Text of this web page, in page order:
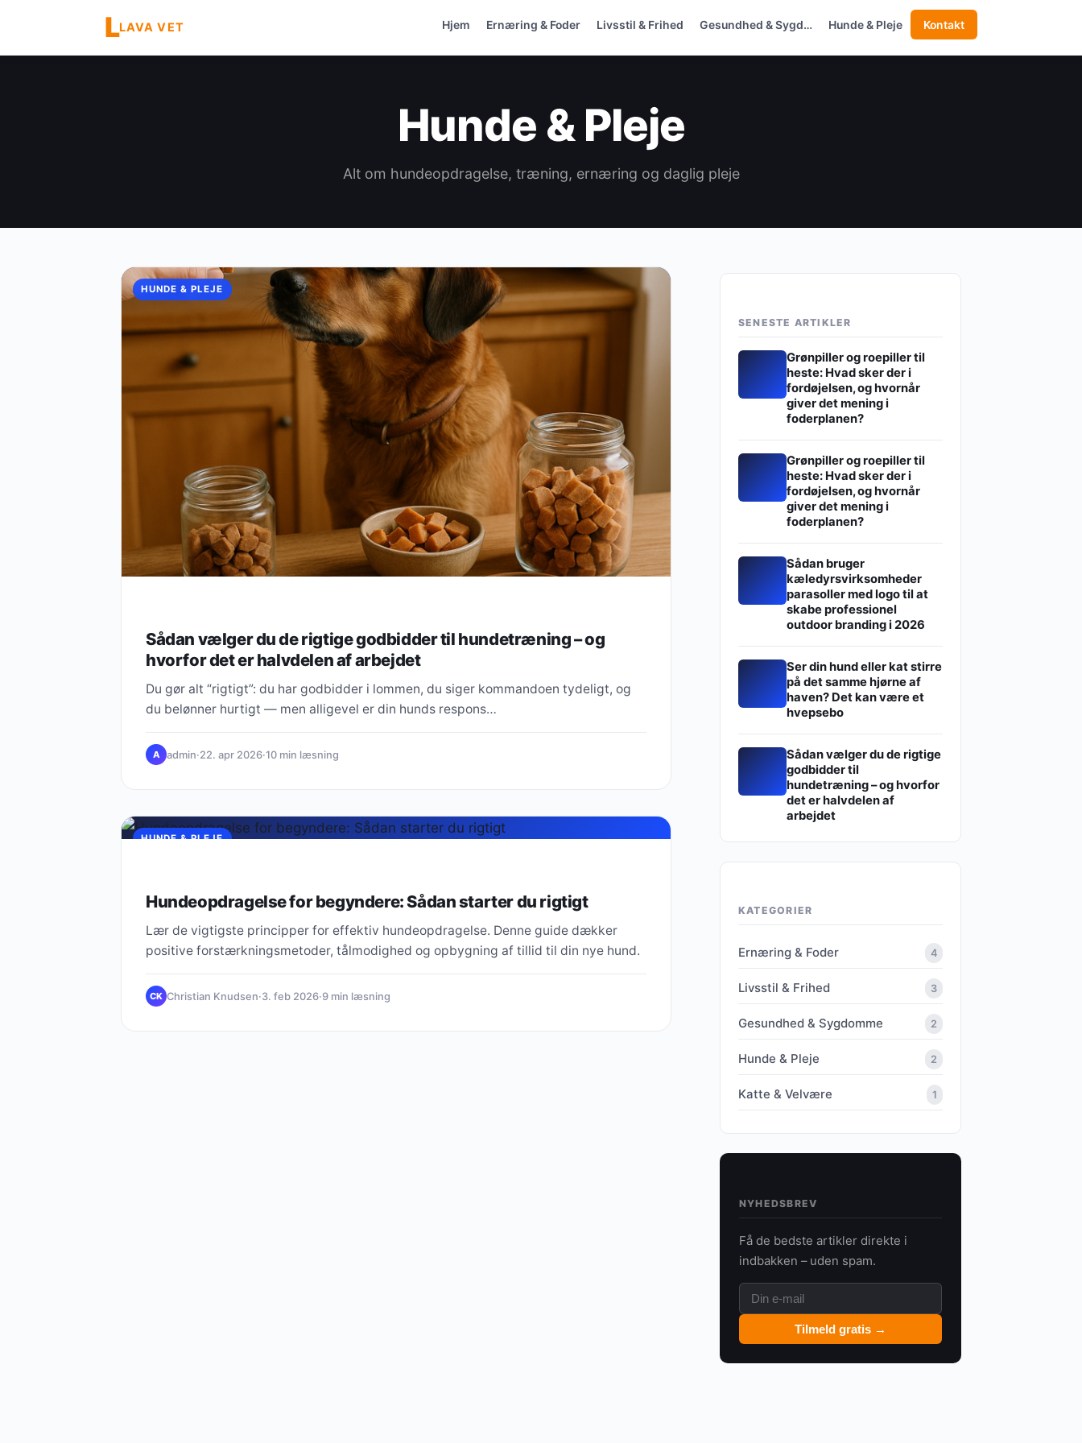
LLAVA VET Hjem Ernæring & Foder Livsstil & Frihed Gesundhed & Sygd… Hunde & Pleje Kontakt
Hunde & Pleje
Alt om hundeopdragelse, træning, ernæring og daglig pleje
HUNDE & PLEJE
Sådan vælger du de rigtige godbidder til hundetræning – og
hvorfor det er halvdelen af arbejdet
Du gør alt “rigtigt”: du har godbidder i lommen, du siger kommandoen tydeligt, og
du belønner hurtigt — men alligevel er din hunds respons…
A admin·22. apr 2026·10 min læsning
HUNDE & PLEJE
Hundeopdragelse for begyndere: Sådan starter du rigtigt
Lær de vigtigste principper for effektiv hundeopdragelse. Denne guide dækker
positive forstærkningsmetoder, tålmodighed og opbygning af tillid til din nye hund.
CK Christian Knudsen·3. feb 2026·9 min læsning
SENESTE ARTIKLER
Grønpiller og roepiller til
heste: Hvad sker der i
fordøjelsen, og hvornår
giver det mening i
foderplanen?
Grønpiller og roepiller til
heste: Hvad sker der i
fordøjelsen, og hvornår
giver det mening i
foderplanen?
Sådan bruger
kæledyrsvirksomheder
parasoller med logo til at
skabe professionel
outdoor branding i 2026
Ser din hund eller kat stirre
på det samme hjørne af
haven? Det kan være et
hvepsebo
Sådan vælger du de rigtige
godbidder til
hundetræning – og hvorfor
det er halvdelen af
arbejdet
KATEGORIER
Ernæring & Foder 4
Livsstil & Frihed 3
Gesundhed & Sygdomme 2
Hunde & Pleje 2
Katte & Velvære 1
NYHEDSBREV
Få de bedste artikler direkte i
indbakken – uden spam.
Tilmeld gratis →